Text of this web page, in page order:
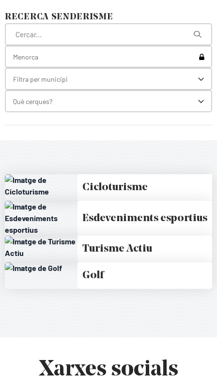
RECERCA SENDERISME
Menorca
Filtra per municipi
Què cerques?
Cicloturisme
Esdeveniments esportius
Turisme Actiu
Golf
Xarxes socials